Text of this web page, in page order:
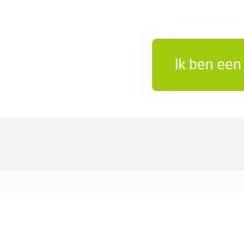
Ik ben een